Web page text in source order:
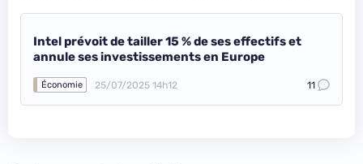
Intel prévoit de tailler 15 % de ses effectifs et
annule ses investissements en Europe
Économie 25/07/2025 14h12 11